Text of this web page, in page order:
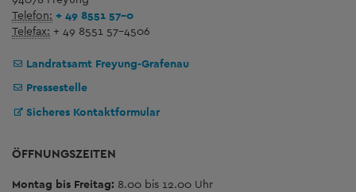
Telefon: + 49 8551 57-0
Telefax: + 49 8551 57-4506
Landratsamt Freyung-Grafenau
Pressestelle
Sicheres Kontaktformular
ÖFFNUNGSZEITEN
Montag bis Freitag: 8.00 bis 12.00 Uhr